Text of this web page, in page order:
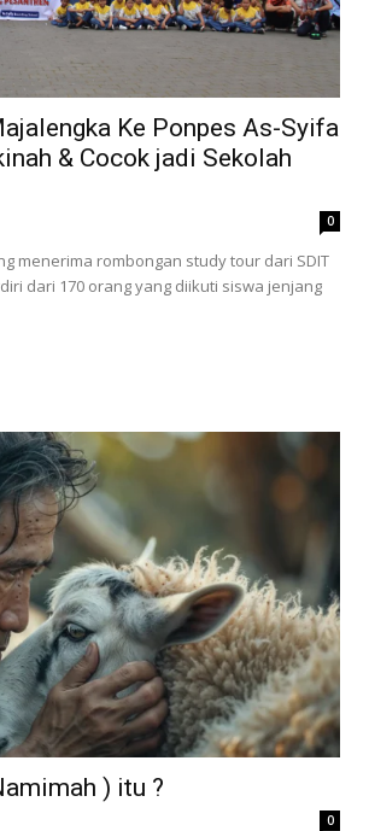
Ke Ponpes As-Syifa
& Cocok jadi Sekolah
0
menerima rombongan study tour dari SDIT
dari 170 orang yang diikuti siswa jenjang
) itu ?
0